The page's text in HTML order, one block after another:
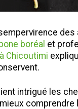
des
boréal et
Chicoutimi
intrigué les